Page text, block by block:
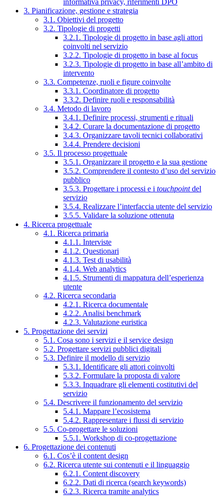
informativa privacy, riferimenti DPO
3. Pianificazione, gestione e strategia
3.1. Obiettivi del progetto
3.2. Tipologie di progetti
3.2.1. Tipologie di progetto in base agli attori
coinvolti nel servizio
3.2.2. Tipologie di progetto in base al focus
3.2.3. Tipologie di progetto in base all’ambito di
intervento
3.3. Competenze, ruoli e figure coinvolte
3.3.1. Coordinatore di progetto
3.3.2. Definire ruoli e responsabilità
3.4. Metodo di lavoro
3.4.1. Definire processi, strumenti e rituali
3.4.2. Curare la documentazione di progetto
3.4.3. Organizzare tavoli tecnici collaborativi
3.4.4. Prendere decisioni
3.5. Il processo progettuale
3.5.1. Organizzare il progetto e la sua gestione
3.5.2. Comprendere il contesto d’uso del servizio
pubblico
3.5.3. Progettare i processi e i touchpointdel
servizio
3.5.4. Realizzare l’interfaccia utente del servizio
3.5.5. Validare la soluzione ottenuta
4. Ricerca progettuale
4.1. Ricerca primaria
4.1.1. Interviste
4.1.2. Questionari
4.1.3. Test di usabilità
4.1.4. Web analytics
4.1.5. Strumenti di mappatura dell’esperienza
utente
4.2. Ricerca secondaria
4.2.1. Ricerca documentale
4.2.2. Analisi benchmark
4.2.3. Valutazione euristica
5. Progettazione dei servizi
5.1. Cosa sono i servizi e il service design
5.2. Progettare servizi pubblici digitali
5.3. Definire il modello di servizio
5.3.1. Identificare gli attori coinvolti
5.3.2. Formulare la proposta di valore
5.3.3. Inquadrare gli elementi costitutivi del
servizio
5.4. Descrivere il funzionamento del servizio
5.4.1. Mappare l’ecosistema
5.4.2. Rappresentare i flussi di servizio
5.5. Co-progettare le soluzioni
5.5.1. Workshop di co-progettazione
6. Progettazione dei contenuti
6.1. Cos’è il content design
6.2. Ricerca utente sui contenuti e il linguaggio
6.2.1. Content discovery
6.2.2. Dati di ricerca (search keywords)
6.2.3. Ricerca tramite analytics